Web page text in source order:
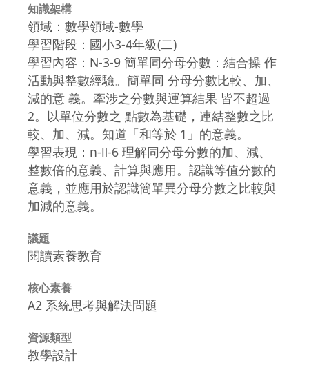
知識架構
領域：數學領域-數學
學習階段：國小3-4年級(二)
學習內容：N-3-9 簡單同分母分數：結合操 作
活動與整數經驗。簡單同 分母分數比較、加、
減的意 義。牽涉之分數與運算結果 皆不超過
2。以單位分數之 點數為基礎，連結整數之比
較、加、減。知道「和等於 1」的意義。
學習表現：n-Ⅱ-6 理解同分母分數的加、減、
整數倍的意義、計算與應用。認識等值分數的
意義，並應用於認識簡單異分母分數之比較與
加減的意義。
議題
閱讀素養教育
核心素養
A2 系統思考與解決問題
資源類型
教學設計